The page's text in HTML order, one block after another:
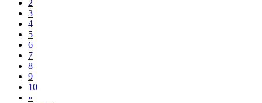
2
3
4
5
6
7
8
9
10
»